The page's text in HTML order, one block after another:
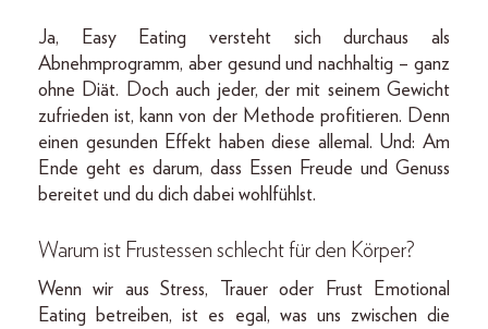
Ja, Easy Eating versteht sich durchaus als
Abnehmprogramm, aber gesund und nachhaltig – ganz
ohne Diät. Doch auch jeder, der mit seinem Gewicht
zufrieden ist, kann von der Methode profitieren. Denn
einen gesunden Effekt haben diese allemal. Und: Am
Ende geht es darum, dass Essen Freude und Genuss
bereitet und du dich dabei wohlfühlst.
Warum ist Frustessen schlecht für den Körper?
Wenn wir aus Stress, Trauer oder Frust Emotional
Eating betreiben, ist es egal, was uns zwischen die